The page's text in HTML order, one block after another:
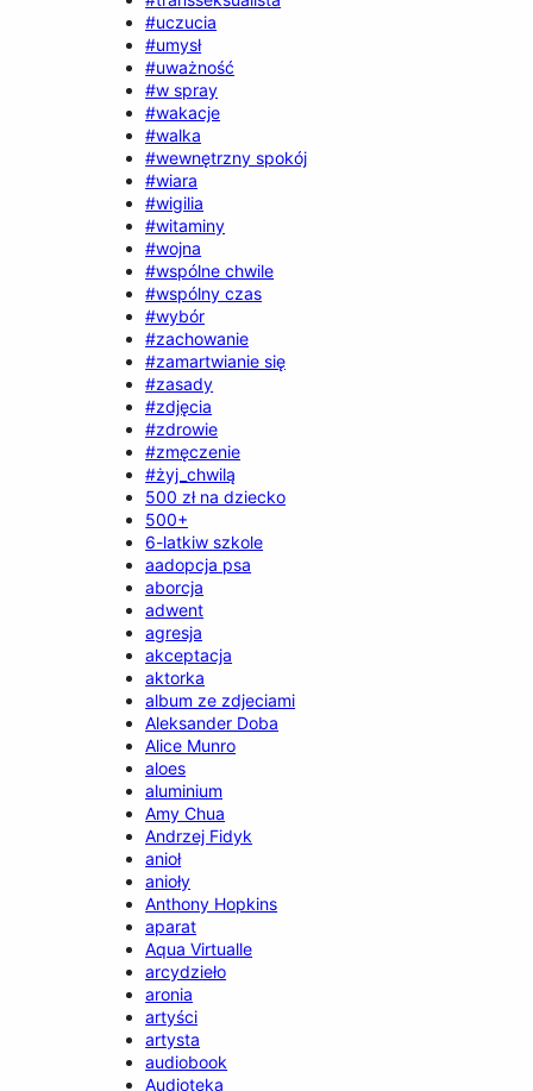
#uczucia
#umysł
#uważność
#w spray
#wakacje
#walka
#wewnętrzny spokój
#wiara
#wigilia
#witaminy
#wojna
#wspólne chwile
#wspólny czas
#wybór
#zachowanie
#zamartwianie się
#zasady
#zdjęcia
#zdrowie
#zmęczenie
#żyj_chwilą
500 zł na dziecko
500+
6-latkiw szkole
aadopcja psa
aborcja
adwent
agresja
akceptacja
aktorka
album ze zdjeciami
Aleksander Doba
Alice Munro
aloes
aluminium
Amy Chua
Andrzej Fidyk
anioł
anioły
Anthony Hopkins
aparat
Aqua Virtualle
arcydzieło
aronia
artyści
artysta
audiobook
Audioteka